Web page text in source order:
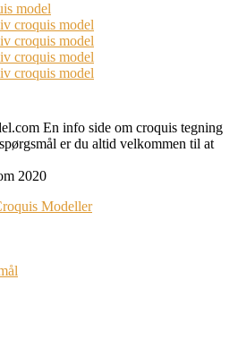
model
croquis model
croquis model
croquis model
croquis model
En info side om croquis tegning
er du altid velkommen til at
2020
Modeller